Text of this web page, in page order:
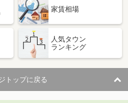
家賃相場
人気タウン
ランキング
トップに戻る